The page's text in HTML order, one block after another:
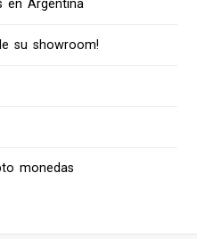
en Argentina
su showroom!
monedas